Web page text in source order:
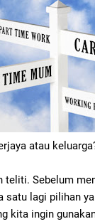
atau
teliti. Sebelum
satu lagi pilihan
kita ingin